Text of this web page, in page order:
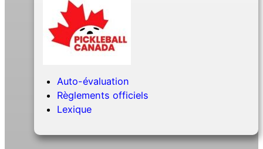
Auto-évaluation
Règlements officiels
Lexique